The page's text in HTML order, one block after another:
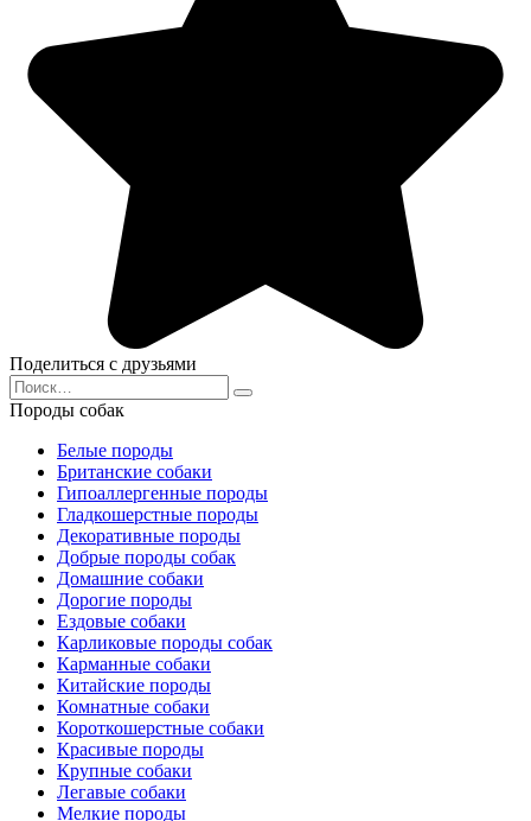
Поделиться с друзьями
Search
for:
Породы собак
Белые породы
Британские собаки
Гипоаллергенные породы
Гладкошерстные породы
Декоративные породы
Добрые породы собак
Домашние собаки
Дорогие породы
Ездовые собаки
Карликовые породы собак
Карманные собаки
Китайские породы
Комнатные собаки
Короткошерстные собаки
Красивые породы
Крупные собаки
Легавые собаки
Мелкие породы